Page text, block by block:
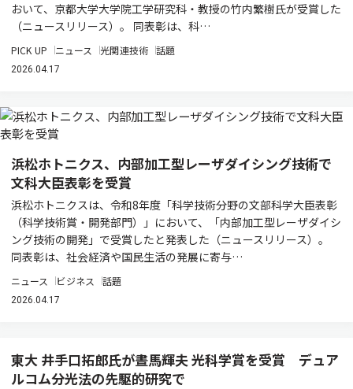
おいて、京都大学大学院工学研究科・教授の竹内繁樹氏が受賞した
（ニュースリリース）。 同表彰は、科…
PICK UP ニュース 光関連技術 話題
2026.04.17
浜松ホトニクス、内部加工型レーザダイシング技術で
文科大臣表彰を受賞
浜松ホトニクスは、令和8年度「科学技術分野の文部科学大臣表彰
（科学技術賞・開発部門）」において、「内部加工型レーザダイシ
ング技術の開発」で受賞したと発表した（ニュースリリース）。
同表彰は、社会経済や国民生活の発展に寄与…
ニュース ビジネス 話題
2026.04.17
東大 井手口拓郎氏が晝馬輝夫 光科学賞を受賞 デュア
ルコム分光法の先駆的研究で